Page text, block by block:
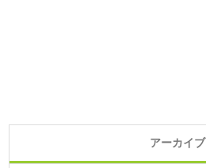
アーカイブ